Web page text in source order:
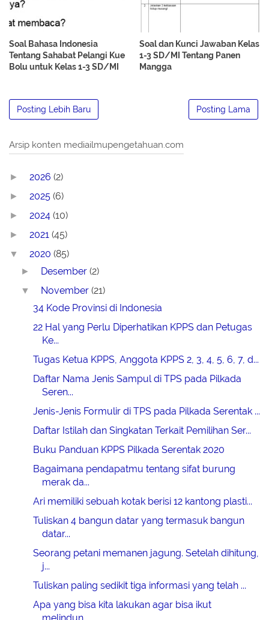
Soal Bahasa Indonesia
Tentang Sahabat Pelangi Kue
Bolu untuk Kelas 1-3 SD/MI
Soal dan Kunci Jawaban Kelas
1-3 SD/MI Tentang Panen
Mangga
Posting Lebih Baru Posting Lama
Arsip konten mediailmupengetahuan.com
► 2026 (2)
► 2025 (6)
► 2024 (10)
► 2021 (45)
▼ 2020 (85)
► Desember(2)
▼ November(21)
34 Kode Provinsi di Indonesia
22 Hal yang Perlu Diperhatikan KPPS dan Petugas
Ke...
Tugas Ketua KPPS, Anggota KPPS 2, 3, 4, 5, 6, 7, d...
Daftar Nama Jenis Sampul di TPS pada Pilkada
Seren...
Jenis-Jenis Formulir di TPS pada Pilkada Serentak ...
Daftar Istilah dan Singkatan Terkait Pemilihan Ser...
Buku Panduan KPPS Pilkada Serentak 2020
Bagaimana pendapatmu tentang sifat burung
merak da...
Ari memiliki sebuah kotak berisi 12 kantong plasti...
Tuliskan 4 bangun datar yang termasuk bangun
datar...
Seorang petani memanen jagung. Setelah dihitung,
j...
Tuliskan paling sedikit tiga informasi yang telah ...
Apa yang bisa kita lakukan agar bisa ikut